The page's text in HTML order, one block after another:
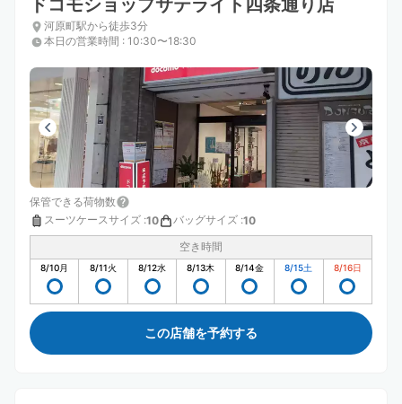
ドコモショップサテライト四条通り店
河原町駅から徒歩3分
本日の営業時間 : 10:30〜18:30
保管できる荷物数
スーツケースサイズ :10 バッグサイズ :10
空き時間
8/10月 8/11火 8/12水 8/13木 8/14金 8/15土 8/16日
この店舗を予約する